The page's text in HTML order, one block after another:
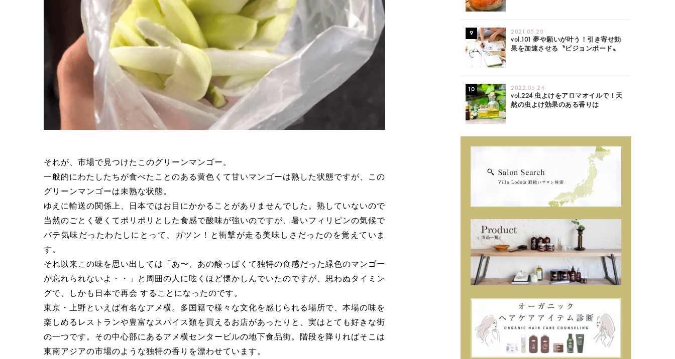
それが、市場で見つけたこのグリーンマンゴー。
一般的にわたしたちが食べたことのある黄色くて甘いマンゴーは熟した状態ですが、この
グリーンマンゴーは未熟な状態。
ゆえに輸送の関係上、日本ではお目にかかることがありませんでした。熟していないので
当然のごとく硬くてポリポリとした食感で酸味が強いのですが、暑いフィリピンの気候で
バテ気味だったわたしにとって、ガツン！と衝撃が走る美味しさだったのを覚えていま
す。
それ以来この味を思い出しては「あ〜、あの酸っぱくて独特の食感だった緑色のマンゴー
が忘れられないよ・・」と周囲の人に呟くほど懐かしんでいたのですが、思わぬタイミン
グで、しかも日本で再会 することになったのです。
東京・上野といえば有名なアメ横。多国籍で様々な文化を感じられる場所で、本場の味を
楽しめるレストランや豊富なスパイス類を買えるお店があったりと、実はとても好きな街
の一つです。その中心部にあるアメ横センタービルの地下食品街。階段を降りればそこは
東南アジアの市場のような独特の香りを漂わせています。
2021.05.20
vol.101 夢や願いが叶う！引き寄せ効
果を加速させる〝ビジョンボード〟
2022.05.24
vol.224 虫よけをアロマオイルで！天
然の虫よけ効果のある香りは